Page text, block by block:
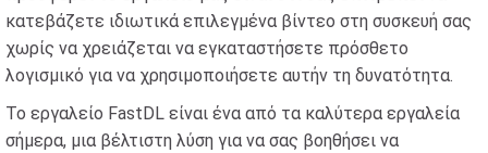
κατεβάζετε ιδιωτικά επιλεγμένα βίντεο στη συσκευή σας
χωρίς να χρειάζεται να εγκαταστήσετε πρόσθετο
λογισμικό για να χρησιμοποιήσετε αυτήν τη δυνατότητα.
Το εργαλείο FastDL είναι ένα από τα καλύτερα εργαλεία
σήμερα, μια βέλτιστη λύση για να σας βοηθήσει να